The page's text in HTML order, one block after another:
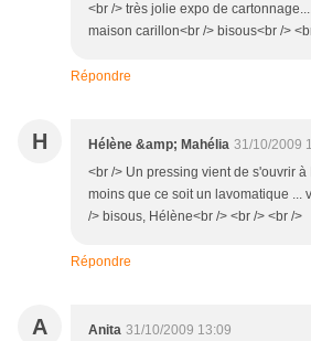
<br /> très jolie expo de
maison carillon<br /> bisous<br />
Répondre
H Hélène &amp; Mahélia 31/10/2009
<br /> Un pressing vient de s'ouvrir à
moins que ce soit un lavomatique ...
/> bisous, Hélène<br /> <br /> <br />
Répondre
A Anita 31/10/2009 13:09